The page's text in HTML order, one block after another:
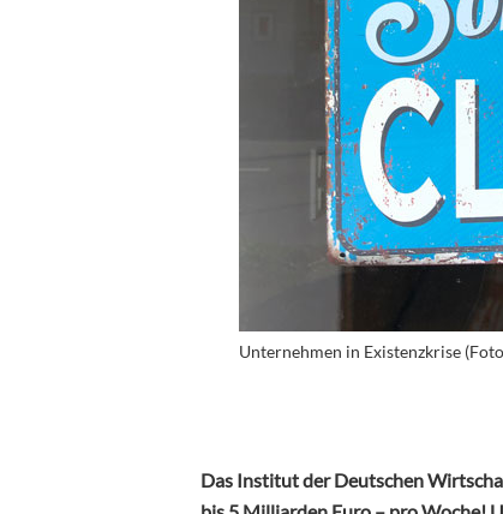
Unternehmen in Existenzkrise
Das Institut der Deutschen